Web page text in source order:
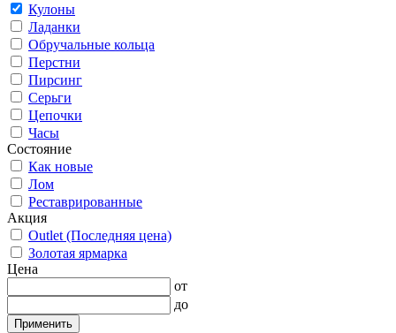
Кулоны
Ладанки
Обручальные кольца
Перстни
Пирсинг
Серьги
Цепочки
Часы
Состояние
Как новые
Лом
Реставрированные
Акция
Outlet (Последняя цена)
Золотая ярмарка
Цена
от
до
Применить